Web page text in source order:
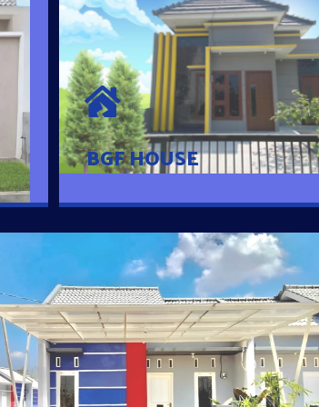
BGF HOUSE
BGF HOUSE
Hunian Mewah Pusat Kota dengan fasilitas
Free Desain, Dapur, Parkir Mobil dengan 3
Kamar Tidur dan 2 Kamar Mandi.
SURYA MADANI SATU
Satu-satunya Hunian nyaman dengan harga subsidi hanya 100
jutaan dengan lokasi strategis di Tuban